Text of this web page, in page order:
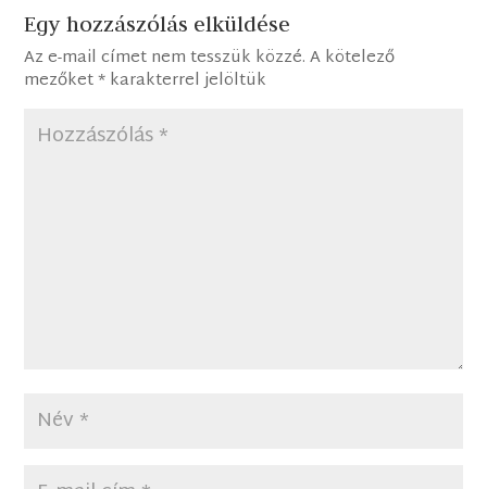
Egy hozzászólás elküldése
Az e-mail címet nem tesszük közzé. A kötelező
mezőket*karakterrel jelöltük